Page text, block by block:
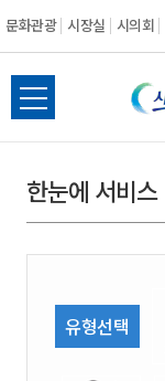
문화관광 시장실 시의회
전
체
뉴
열
한눈에 서비스
유형선택